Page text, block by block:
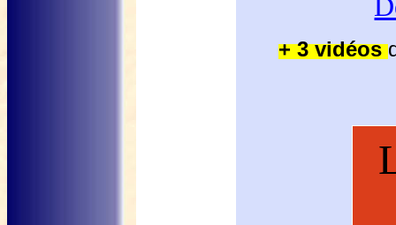
+ 3 vidéos